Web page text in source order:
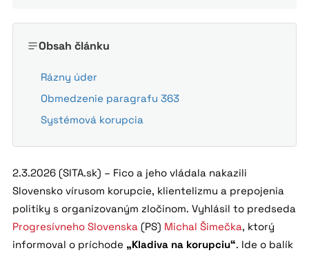
Obsah článku
Rázny úder
Obmedzenie paragrafu 363
Systémová korupcia
2.3.2026 (SITA.sk) – Fico a jeho vládala nakazili
Slovensko vírusom korupcie, klientelizmu a prepojenia
politiky s organizovaným zločinom. Vyhlásil to predseda
Progresívneho Slovenska(PS) Michal Šimečka, ktorý
informoval o príchode „Kladiva na korupciu“. Ide o balík